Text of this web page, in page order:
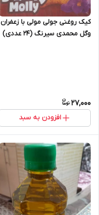
کیک روغنی جولی مولی با زعفران
وگل محمدی سیرنگ (24 عددی)
27,000
افزودن به سبد